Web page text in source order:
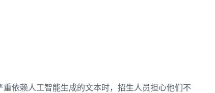
依赖人工智能生成的文本时，招生人员担心他们不